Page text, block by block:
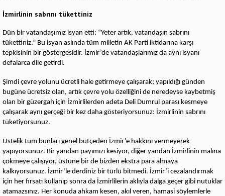
İzmirlinin sabrını tükettiniz
Dün bir vatandaşımız isyan etti: “Yeter artık, vatandaşın sabrını
tükettiniz.” Bu isyan aslında tüm milletin AK Parti iktidarına karşı
tepkisinin bir göstergesidir. İzmir’de vatandaşlarımız da aynı isyanı
defalarca dile getirdi.
Şimdi çevre yolunu ücretli hale getirmeye çalışarak; yapıldığı günden
bugüne ücretsiz olan, artık çevre yolu özelliğini de neredeyse kaybetmiş
olan bir güzergah için İzmirlilerden adeta Deli Dumrul parası kesmeye
çalışarak aynı gerçeği bir kez daha gösteriyorsunuz: İzmirlinin sabrını
tüketiyorsunuz.
Üstelik tüm bunları genel bütçeden İzmir’e hakkını vermeyerek
yapıyorsunuz. Bir yandan payımızı kesiyor, diğer yandan İzmirlinin malına
çökmeye çalışıyor, üstüne bir de bizden ekstra para almaya
kalkıyorsunuz. İzmir’le derdiniz bir türlü bitmedi. İzmir’i cezalandırmak
için her fırsatı kullanıp sonra da İzmirlilerin aklıyla dalga geçer gibi nutuklar
atamazsınız. Her konuda ahkam kesen, akıl veren, hamasi söylemlerle